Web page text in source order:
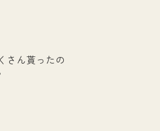
さん貰ったの